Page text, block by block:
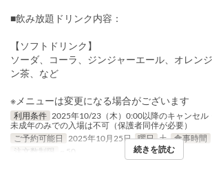
■飲み放題ドリンク内容：
【ソフトドリンク】
ソーダ、コーラ、ジンジャーエール、オレン
ン茶、など
※メニューは変更になる場合がございます
利用条件 2025年10/23（木）0:00以降のキャンセル
未成年のみでの入場は不可（保護者同伴が必要）
ご予約可能日 2025年10月25日 曜日 土 食事時間
注文数制限
~ 50 続きを読む